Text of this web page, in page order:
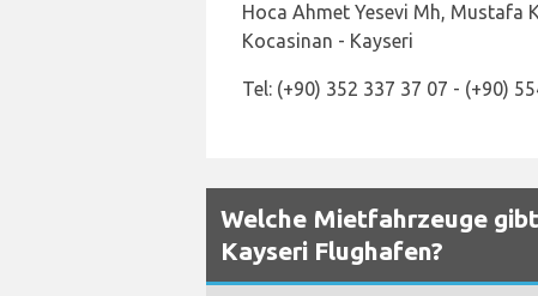
Hoca Ahmet Yesevi Mh, Mustafa
Kocasinan - Kayseri
Tel: (+90) 352 337 37 07 - (+90)
Welche Mietfahrzeuge
Kayseri Flughafen?